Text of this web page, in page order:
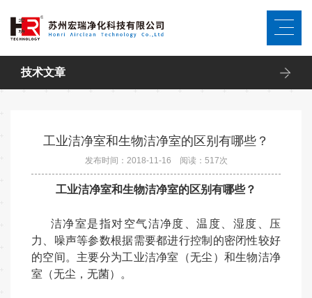
技术文章
工业洁净室和生物洁净室的区别有哪些？
发布时间：2018-11-16 阅读： 517次
工业洁净室和生物洁净室的区别有哪些？
洁净室是指对空气洁净度、温度、湿度、压
力、噪声等参数根据需要都进行控制的密闭性较好
的空间。主要分为工业洁净室（无尘）和生物洁净
室（无尘，无菌）。